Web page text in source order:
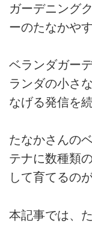
ガーデニング
ーのたなかや
ベランダガー
ランダの小さ
なげる発信を
たなかさんの
テナに数種類
して育てるの
本記事では、